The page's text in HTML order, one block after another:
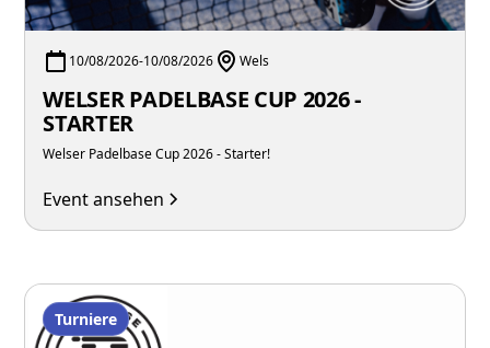
10/08/2026-10/08/2026 Wels
WELSER PADELBASE CUP 2026 -
STARTER
Welser Padelbase Cup 2026 - Starter!
Event ansehen
Turniere